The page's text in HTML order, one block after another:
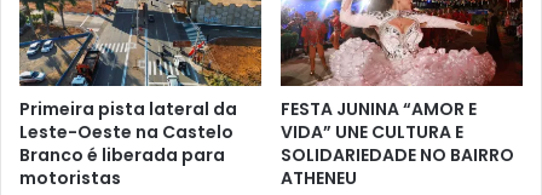
Primeira pista lateral da
Leste-Oeste na Castelo
Branco é liberada para
motoristas
FESTA JUNINA “AMOR E
VIDA” UNE CULTURA E
SOLIDARIEDADE NO BAIRRO
ATHENEU